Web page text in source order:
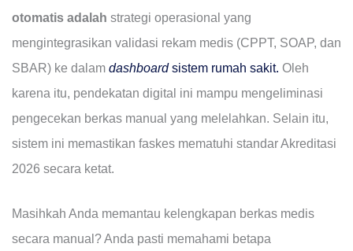
otomatis adalah strategi operasional yang
mengintegrasikan validasi rekam medis (CPPT, SOAP, dan
SBAR) ke dalam dashboardsistem rumah sakit. Oleh
karena itu, pendekatan digital ini mampu mengeliminasi
pengecekan berkas manual yang melelahkan. Selain itu,
sistem ini memastikan faskes mematuhi standar Akreditasi
2026 secara ketat.
Masihkah Anda memantau kelengkapan berkas medis
secara manual? Anda pasti memahami betapa